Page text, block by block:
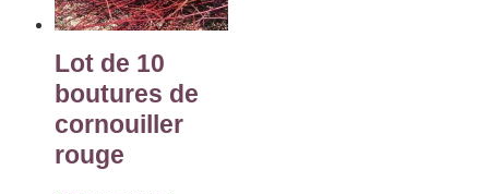
Lot de 10
boutures de
cornouiller
rouge